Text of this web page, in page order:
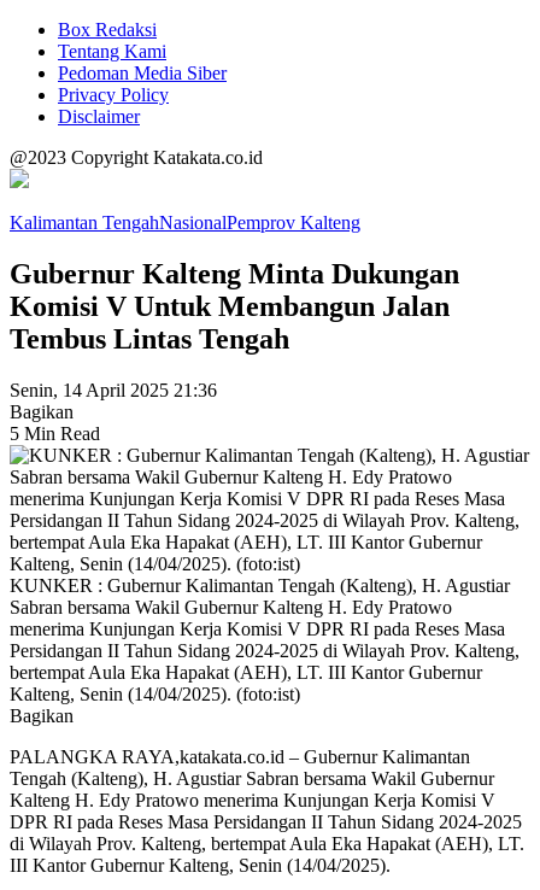
Box Redaksi
Tentang Kami
Pedoman Media Siber
Privacy Policy
Disclaimer
@2023 Copyright Katakata.co.id
Kalimantan TengahNasionalPemprov Kalteng
Gubernur Kalteng Minta Dukungan
Komisi V Untuk Membangun Jalan
Tembus Lintas Tengah
Senin, 14 April 2025 21:36
Bagikan
5 Min Read
KUNKER : Gubernur Kalimantan Tengah (Kalteng), H. Agustiar
Sabran bersama Wakil Gubernur Kalteng H. Edy Pratowo
menerima Kunjungan Kerja Komisi V DPR RI pada Reses Masa
Persidangan II Tahun Sidang 2024-2025 di Wilayah Prov. Kalteng,
bertempat Aula Eka Hapakat (AEH), LT. III Kantor Gubernur
Kalteng, Senin (14/04/2025). (foto:ist)
Bagikan
PALANGKA RAYA,katakata.co.id – Gubernur Kalimantan
Tengah (Kalteng), H. Agustiar Sabran bersama Wakil Gubernur
Kalteng H. Edy Pratowo menerima Kunjungan Kerja Komisi V
DPR RI pada Reses Masa Persidangan II Tahun Sidang 2024-2025
di Wilayah Prov. Kalteng, bertempat Aula Eka Hapakat (AEH), LT.
III Kantor Gubernur Kalteng, Senin (14/04/2025).